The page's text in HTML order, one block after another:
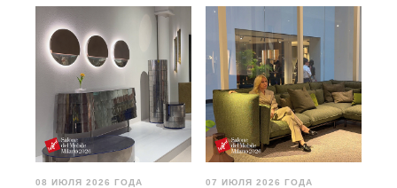
08 ИЮЛЯ 2026 ГОДА 07 ИЮЛЯ 2026 ГОДА